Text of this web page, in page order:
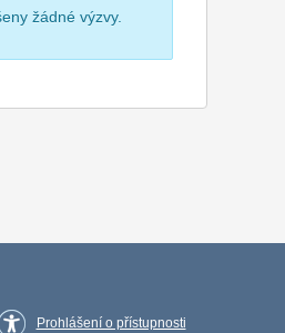
žádné výzvy.
Prohlášení o přístupnosti